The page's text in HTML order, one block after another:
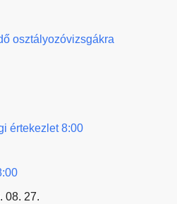
osztályozóvizsgákra
értekezlet 8:00
08. 27.